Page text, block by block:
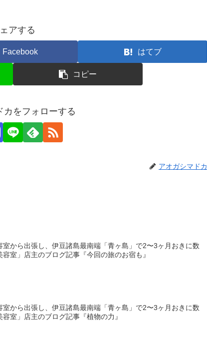
アする
Facebook はてブ
コピー
カをフォローする
アオガシマドカ
から出張し、伊豆諸島最南端「青ヶ島」で2〜3ヶ月おきに数
室」店主のブログ記事『今回の旅のお宿も』
から出張し、伊豆諸島最南端「青ヶ島」で2〜3ヶ月おきに数
室」店主のブログ記事『植物の力』